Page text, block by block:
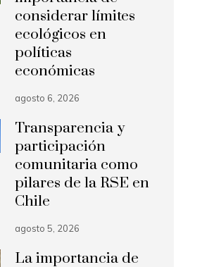
considerar límites
ecológicos en
políticas
económicas
agosto 6, 2026
Transparencia y
participación
comunitaria como
pilares de la RSE en
Chile
agosto 5, 2026
La importancia de